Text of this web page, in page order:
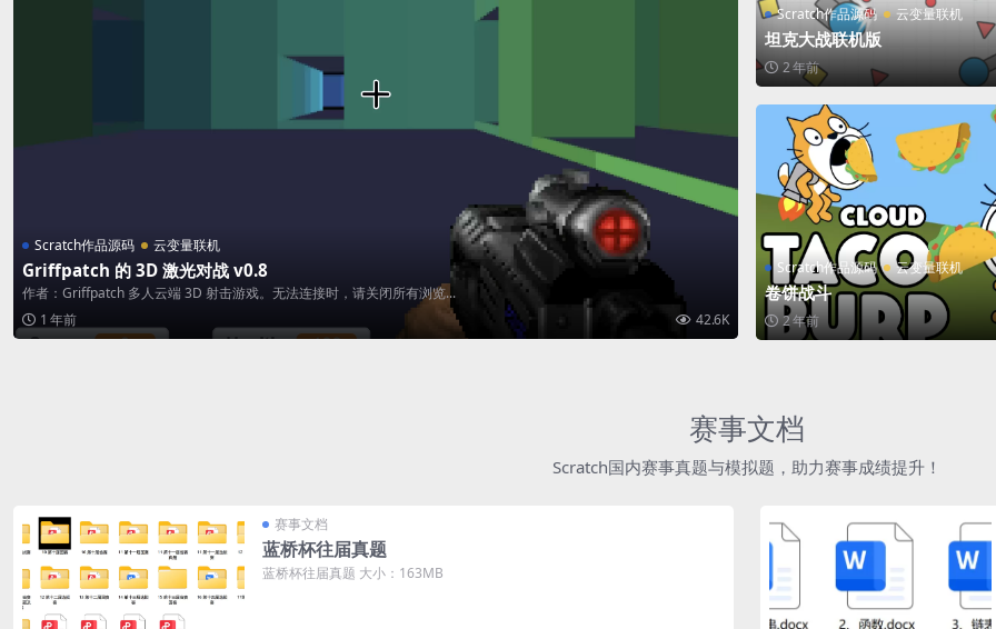
Scratch作品源码 云变量联机
Griffpatch 的 3D 激光对战 v0.8
作者：Griffpatch 多人云端 3D 射击游戏。无法连接时，请关闭所有浏览...
1 年前
42.6K
Scratch作品源码 云变量联机
坦克大战联机版
2 年前
Scratch作品源码 云变量联机
卷饼战斗
2 年前
赛事文档
Scratch国内赛事真题与模拟题，助力赛事成绩提升！
赛事文档
蓝桥杯往届真题
蓝桥杯往届真题 大小：163MB